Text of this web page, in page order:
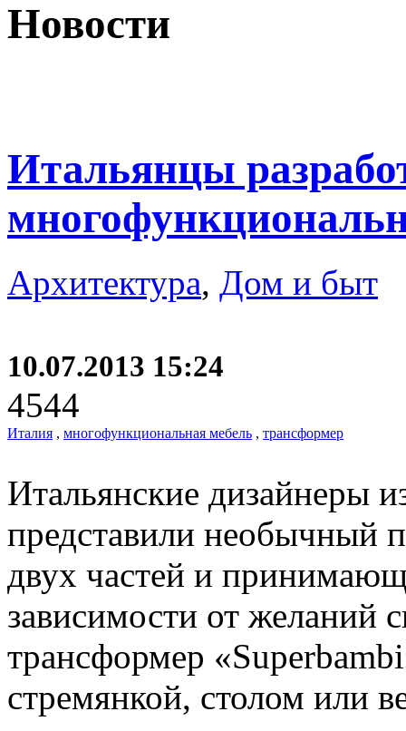
Новости
Итальянцы
Архитектура, Дом и быт
10.07.2013 15:24
4544
Италия , многофункциональная мебель , трансформер
Итальянские дизайнеры
представили необычный
двух частей и
зависимости от желаний
трансформер
стремянкой, столом или